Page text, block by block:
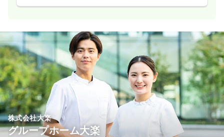
株式会社大楽
グループホーム大楽